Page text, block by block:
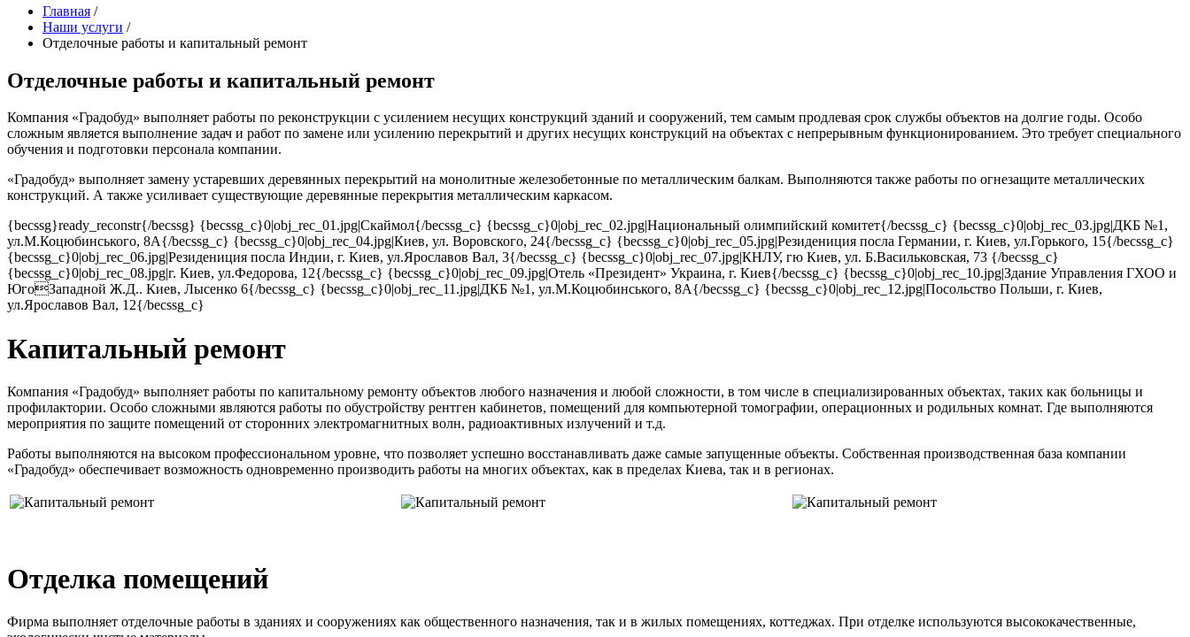
Главная /
Наши услуги /
Отделочные работы и капитальный ремонт
Отделочные работы и капитальный ремонт
Компания «Градобуд» выполняет работы по реконструкции с усилением несущих конструкций зданий и сооружений, тем самым продлевая срок службы объектов на долгие годы. Особо
сложным является выполнение задач и работ по замене или усилению перекрытий и других несущих конструкций на объектах с непрерывным функционированием. Это требует специального
обучения и подготовки персонала компании.
«Градобуд» выполняет замену устаревших деревянных перекрытий на монолитные железобетонные по металлическим балкам. Выполняются также работы по огнезащите металлических
конструкций. А также усиливает существующие деревянные перекрытия металлическим каркасом.
{becssg}ready_reconstr{/becssg} {becssg_c}0|obj_rec_01.jpg|Скаймол{/becssg_c} {becssg_c}0|obj_rec_02.jpg|Национальный олимпийский комитет{/becssg_c} {becssg_c}0|obj_rec_03.jpg|ДКБ №1,
ул.М.Коцюбинського, 8А{/becssg_c} {becssg_c}0|obj_rec_04.jpg|Киев, ул. Воровского, 24{/becssg_c} {becssg_c}0|obj_rec_05.jpg|Резидениция посла Германии, г. Киев, ул.Горького, 15{/becssg_c}
{becssg_c}0|obj_rec_06.jpg|Резидениция посла Индии, г. Киев, ул.Ярославов Вал, 3{/becssg_c} {becssg_c}0|obj_rec_07.jpg|КНЛУ, гю Киев, ул. Б.Васильковская, 73 {/becssg_c}
{becssg_c}0|obj_rec_08.jpg|г. Киев, ул.Федорова, 12{/becssg_c} {becssg_c}0|obj_rec_09.jpg|Отель «Президент» Украина, г. Киев{/becssg_c} {becssg_c}0|obj_rec_10.jpg|Здание Управления ГХОО и
ЮгоЗападной Ж.Д.. Киев, Лысенко 6{/becssg_c} {becssg_c}0|obj_rec_11.jpg|ДКБ №1, ул.М.Коцюбинського, 8А{/becssg_c} {becssg_c}0|obj_rec_12.jpg|Посольство Польши, г. Киев,
ул.Ярославов Вал, 12{/becssg_c}
Капитальный ремонт
Компания «Градобуд» выполняет работы по капитальному ремонту объектов любого назначения и любой сложности, в том числе в специализированных объектах, таких как больницы и
профилактории. Особо сложными являются работы по обустройству рентген кабинетов, помещений для компьютерной томографии, операционных и родильных комнат. Где выполняются
мероприятия по защите помещений от сторонних электромагнитных волн, радиоактивных излучений и т.д.
Работы выполняются на высоком профессиональном уровне, что позволяет успешно восстанавливать даже самые запущенные объекты. Собственная производственная база компании
«Градобуд» обеспечивает возможность одновременно производить работы на многих объектах, как в пределах Киева, так и в регионах.
Отделка помещений
Фирма выполняет отделочные работы в зданиях и сооружениях как общественного назначения, так и в жилых помещениях, коттеджах. При отделке используются высококачественные,